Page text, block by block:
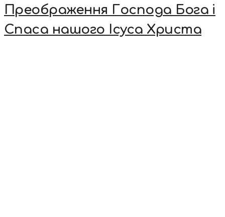
Преображення Господа Бога і
Спаса нашого Ісуса Христа